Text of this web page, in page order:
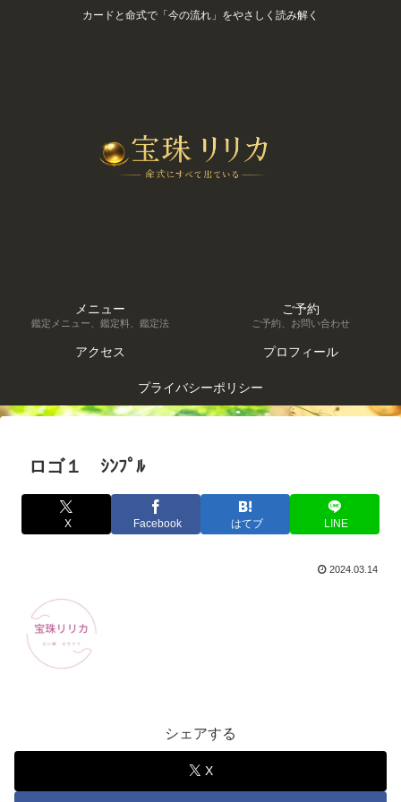
カードと命式で「今の流れ」をやさしく読み解く
メニュー
鑑定メニュー、鑑定料、鑑定法
ご予約
ご予約、お問い合わせ
アクセス プロフィール
プライバシーポリシー
ロゴ１ ｼﾝﾌﾟﾙ
X Facebook はてブ LINE
2024.03.14
シェアする
X